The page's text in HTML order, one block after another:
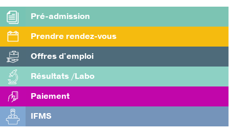
Pré-admission
Prendre rendez-vous
Offres d'emploi
Résultats /Labo
Paiement
IFMS